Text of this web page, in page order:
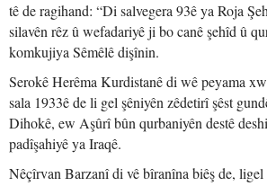
tê de ragihand: “Di salvegera 93ê ya Roja
silavên rêz û wefadariyê ji bo canê şehîd û
komkujiya Sêmêlê dişînin.
Serokê Herêma Kurdistanê di wê peyama
sala 1933ê de li gel şêniyên zêdetirî şêst
Dihokê, ew Aşûrî bûn qurbaniyên destê
padîşahiyê ya Iraqê.
Nêçîrvan Barzanî di vê bîranîna biêş de,